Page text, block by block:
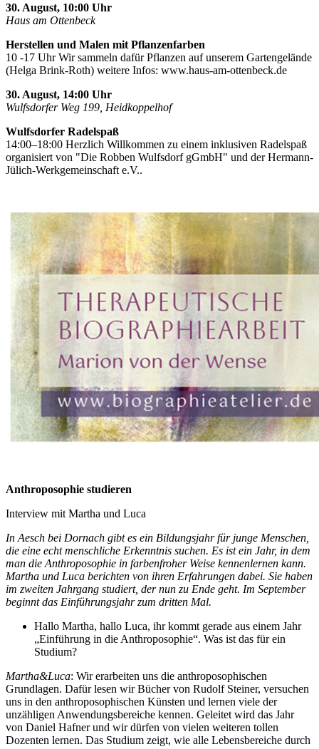
30. August, 10:00 Uhr
Haus am Ottenbeck
Herstellen und Malen mit Pflanzenfarben
10 -17 Uhr Wir sammeln dafür Pflanzen auf unserem Gartengelände
(Helga Brink-Roth) weitere Infos: www.haus-am-ottenbeck.de
30. August, 14:00 Uhr
Wulfsdorfer Weg 199, Heidkoppelhof
Wulfsdorfer Radelspaß
14:00–18:00 Herzlich Willkommen zu einem inklusiven Radelspaß
organisiert von "Die Robben Wulfsdorf gGmbH" und der Hermann-
Jülich-Werkgemeinschaft e.V..
Anthroposophie studieren
Interview mit Martha und Luca
In Aesch bei Dornach gibt es ein Bildungsjahr für junge Menschen,
die eine echt menschliche Erkenntnis suchen. Es ist ein Jahr, in dem
man die Anthroposophie in farbenfroher Weise kennenlernen kann.
Martha und Luca berichten von ihren Erfahrungen dabei. Sie haben
im zweiten Jahrgang studiert, der nun zu Ende geht. Im September
beginnt das Einführungsjahr zum dritten Mal.
Hallo Martha, hallo Luca, ihr kommt gerade aus einem Jahr
„Einführung in die Anthroposophie“. Was ist das für ein
Studium?
Martha&Luca: Wir erarbeiten uns die anthroposophischen
Grundlagen. Dafür lesen wir Bücher von Rudolf Steiner, versuchen
uns in den anthroposophischen Künsten und lernen viele der
unzähligen Anwendungsbereiche kennen. Geleitet wird das Jahr
von Daniel Hafner und wir dürfen von vielen weiteren tollen
Dozenten lernen. Das Studium zeigt, wie alle Lebensbereiche durch